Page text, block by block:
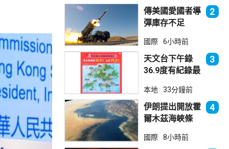
傳美國愛國者導
彈庫存不足
長促加快生產武
器
2
國際 6小時前
天文台下午錄
36.9度有紀錄最
度境內最高
3
本地 33分鐘前
伊朗提出開放霍
爾木茲海峽條
賠償等
4
國際 8小時前